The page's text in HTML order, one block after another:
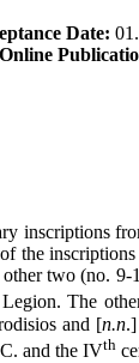
Date:
Online
inscriptions
the
two (no.
The
and [n.n.]
and the IVth